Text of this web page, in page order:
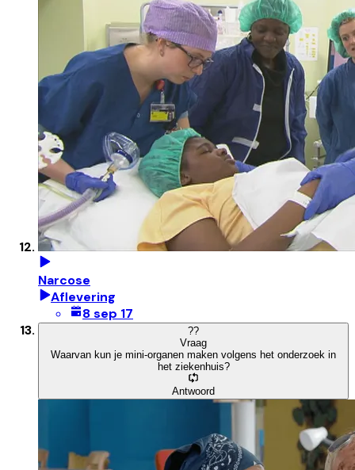
Narcose
Aflevering
8 sep 17
??
Vraag
Waarvan kun je mini-organen maken volgens het onderzoek in
het ziekenhuis?
Antwoord